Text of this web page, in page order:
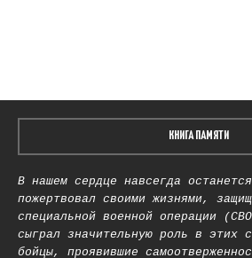
КНИГА ПАМЯТИ
В нашем сердце навсегда
пожертвовал своими жизнями,
специальной военной операции
сыграл значительную роль в этих
бойцы, проявившие